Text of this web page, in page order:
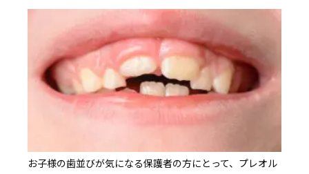
お子様の歯並びが気になる保護者の方にとって、 プレオル